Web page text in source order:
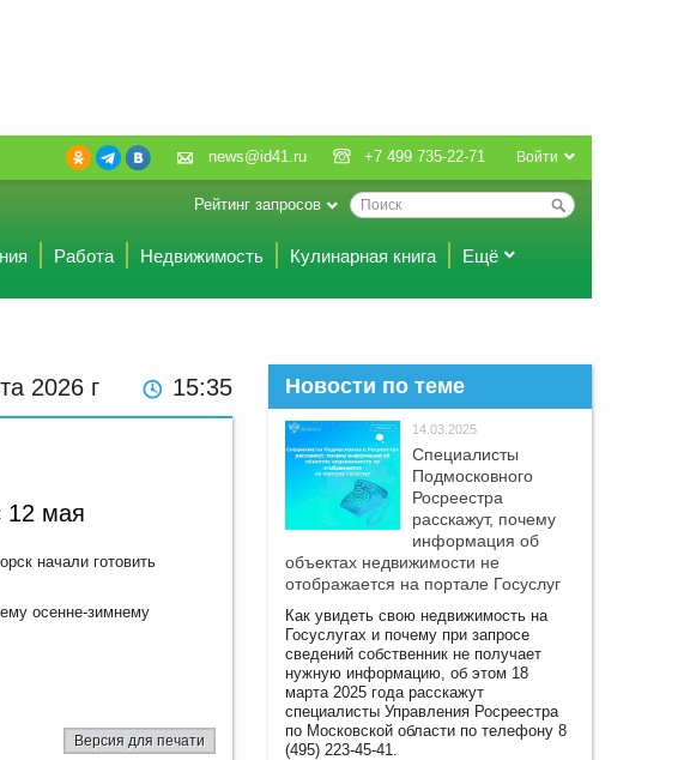
Войти
news@id41.ru +7 499 735-22-71
Рейтинг запросов
Работа Недвижимость Кулинарная книга Ещё
2026 г 15:35
12 мая
начали готовить
осенне-зимнему
Версия для печати
Новости по теме
14.03.2025
Специалисты
Подмосковного
Росреестра
расскажут, почему
информация об
объектах недвижимости не
отображается на портале Госуслуг
Как увидеть свою недвижимость на
Госуслугах и почему при запросе
сведений собственник не получает
нужную информацию, об этом 18
марта 2025 года расскажут
специалисты Управления Росреестра
по Московской области по телефону 8
(495) 223-45-41.